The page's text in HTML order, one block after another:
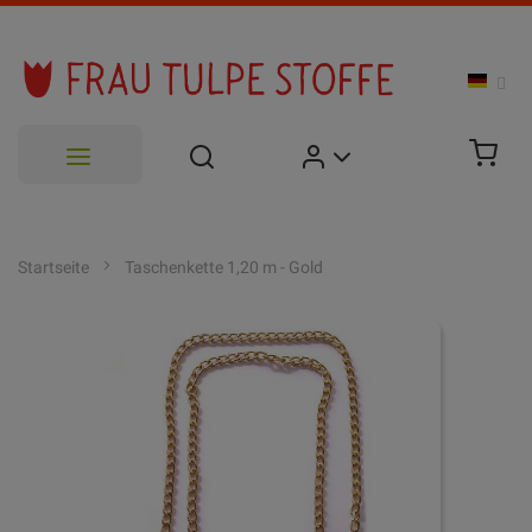
Startseite Taschenkette 1,20 m - Gold